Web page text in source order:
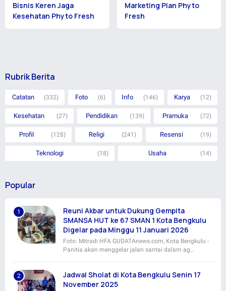
Bisnis Keren Jaga
Kesehatan Phyto Fresh
Marketing Plan Phyto
Fresh
Rubrik Berita
Catatan (332) Foto (6) Info (146) Karya (12)
Kesehatan (27) Pendidikan (139) Pramuka (72)
Profil (128) Religi (241) Resensi (19)
Teknologi (18) Usaha (14)
Popular
Reuni Akbar untuk Dukung Gempita
SMANSA HUT ke 67 SMAN 1 Kota Bengkulu
Digelar pada Minggu 11 Januari 2026
Foto: Mitradi HFA GUDATAnews.com, Kota Bengkulu -
Panitia akan menggelar jalan santai dalam ag…
Jadwal Sholat di Kota Bengkulu Senin 17
November 2025